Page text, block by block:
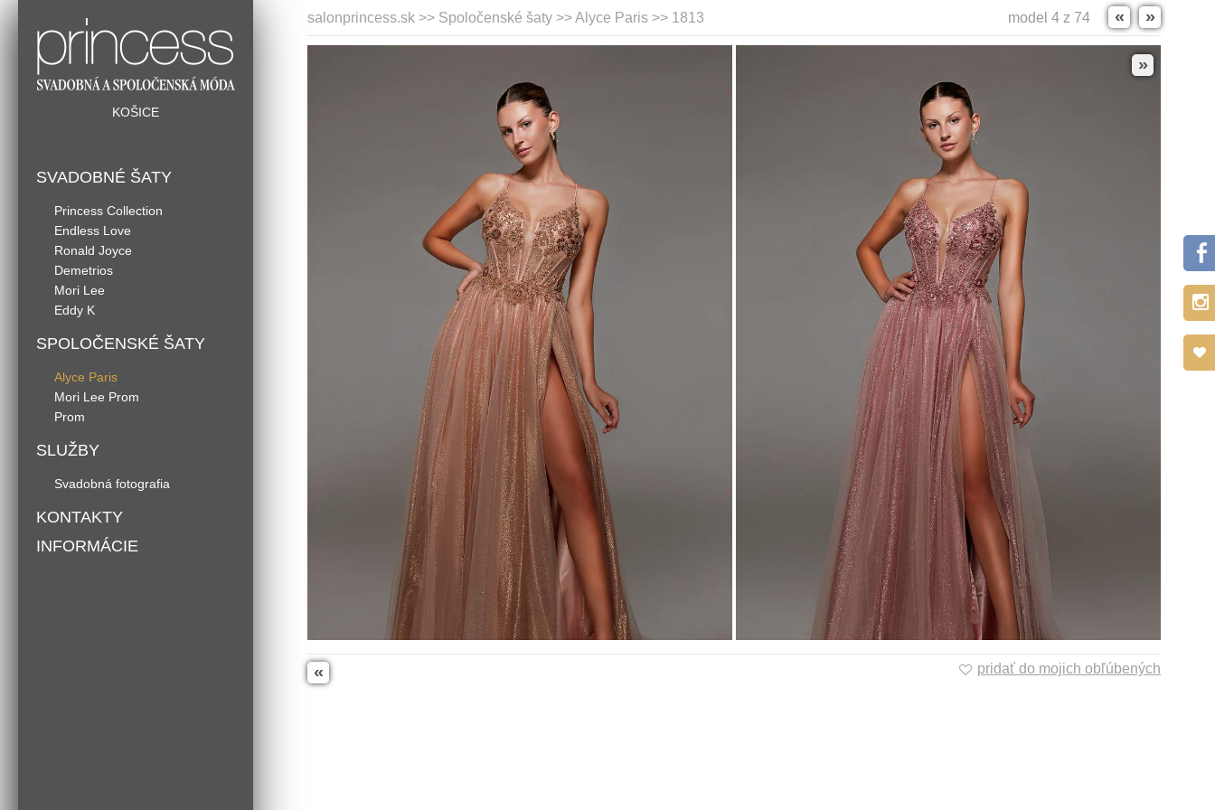
KOŠICE
SVADOBNÉ ŠATY
Princess Collection
Endless Love
Ronald Joyce
Demetrios
Mori Lee
Eddy K
SPOLOČENSKÉ ŠATY
Alyce Paris
Mori Lee Prom
Prom
SLUŽBY
Svadobná fotografia
KONTAKTY
INFORMÁCIE
salonprincess.sk >> Spoločenské šaty >>Alyce Paris >> 1813 »
«
model 4 z 74
»
« pridať do mojich obľúbených